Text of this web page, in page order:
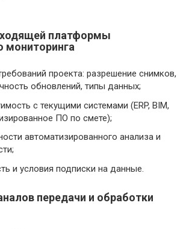
платформы
мониторинга
проекта: разрешение снимков,
обновлений, типы данных;
с текущими системами (ERP, BIM,
ПО по смете);
автоматизированного анализа и
и условия подписки на данные.
передачи и обработки